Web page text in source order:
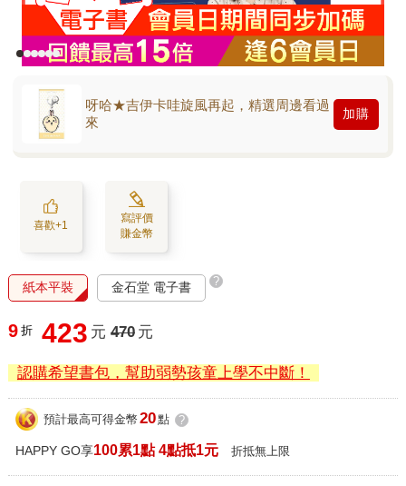
呀哈★吉伊卡哇旋風再起，精選周邊看過
來
加購
喜歡+1
寫評價
賺金幣
紙本平裝 金石堂 電子書 ?
9 折 423 元 470 元
認購希望書包，幫助弱勢孩童上學不中斷！
預計最高可得金幣 20點 ?
HAPPY GO享100累1點 4點抵1元 折抵無上限